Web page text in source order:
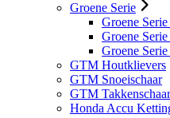
Groene Serie
Groene
Groene
Groene
GTM Houtklievers
GTM Snoeischaar
GTM Takkenschaar
Honda Accu